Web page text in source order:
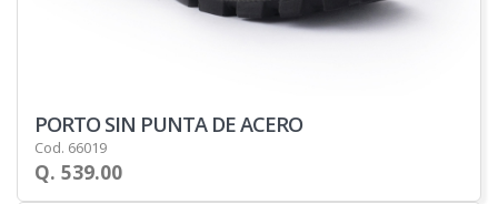
PORTO SIN PUNTA DE ACERO
Cod. 66019
Q. 539.00